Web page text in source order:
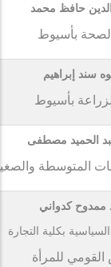
حافظ محمد
بأسيوط
سند إبراهيم
بأسيوط
عبد الحميد مصطفى
المتوسطة
ممدوح كدواني
بكلية التجارة
للمرأة